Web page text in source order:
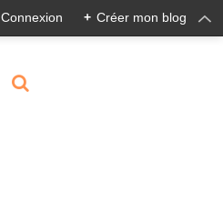
Connexion + Créer mon blog